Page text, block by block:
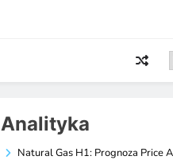
Analityka
Natural Gas H1: Prognoza Price